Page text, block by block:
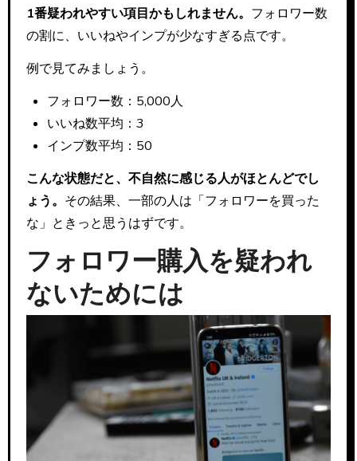
1番疑われやすい項目かもしれません。 フォロワー数
の割に、いいねやインプが少なすぎる点です。
例で見てみましょう。
フォロワー数：5,000人
いいね数平均：3
インプ数平均：50
こんな状態だと、不自然に感じる人がほとんどでし
ょう。 その結果、一部の人は「フォロワーを買った
な」ときっと思うはずです。
フォロワー購入を疑われ
ないためには